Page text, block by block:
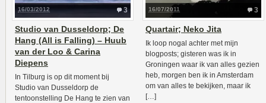
3
16/03/2012
Studio van Dusseldorp; De
Hang (All is Falling) – Huub
van der Loo & Carina
Diepens
In Tilburg is op dit moment bij
Studio van Dusseldorp de
tentoonstelling De Hang te zien van
3
16/07/2011
Quartair; Neko Jita
Ik loop nogal achter met mijn
blogposts; gisteren was ik in
Groningen waar ik van alles gezien
heb, morgen ben ik in Amsterdam
om van alles te bekijken, maar ik
[…]